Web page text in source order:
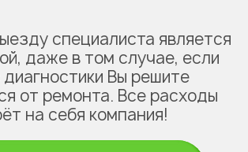
специалиста является
даже в том случае, если
Вы решите
от ремонта. Все расходы
на себя компания!